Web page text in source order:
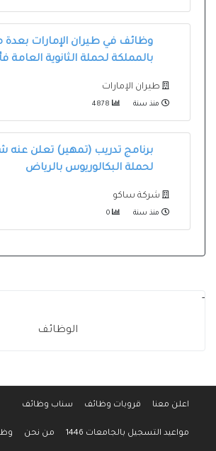
وظائف في طيران الإمارات بعدة
بالمملكة لحملة الثانوية العامة
طيران الإمارات
منذ سنة
برنامج تدريب (تمهير) تعلن عنه
لحملة البكالوريوس بالرياض
شركة ساكو
منذ سنة
-
الوظائف
اعلن معنا قروبات وظائف سناب وظائف
مواعيد التسجيل بالجامعات 1446 من نحن